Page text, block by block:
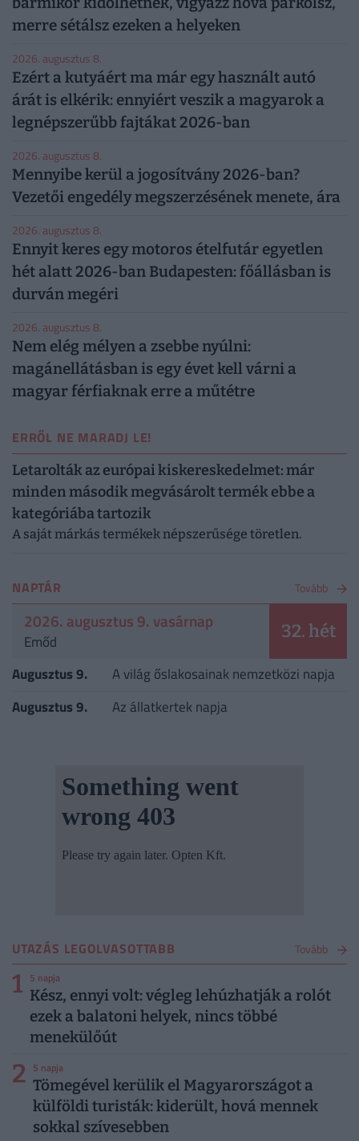
merre sétálsz ezeken a helyeken
2026. augusztus 8.
Ezért a kutyáért ma már egy használt autó
árát is elkérik: ennyiért veszik a magyarok a
legnépszerűbb fajtákat 2026-ban
2026. augusztus 8.
Mennyibe kerül a jogosítvány 2026-ban?
Vezetői engedély megszerzésének menete, ára
2026. augusztus 8.
Ennyit keres egy motoros ételfutár egyetlen
hét alatt 2026-ban Budapesten: főállásban is
durván megéri
2026. augusztus 8.
Nem elég mélyen a zsebbe nyúlni:
magánellátásban is egy évet kell várni a
magyar férfiaknak erre a műtétre
ERRŐL NE MARADJ LE!
Letarolták az európai kiskereskedelmet: már
minden második megvásárolt termék ebbe a
kategóriába tartozik
A saját márkás termékek népszerűsége töretlen.
NAPTÁR Tovább
2026. augusztus 9. vasárnap
Emőd 32. hét
Augusztus 9.
A világ őslakosainak nemzetközi napja
Augusztus 9.
Az állatkertek napja
UTAZÁS LEGOLVASOTTABB Tovább
1 5 napja
Kész, ennyi volt: végleg lehúzhatják a rolót
ezek a balatoni helyek, nincs többé
menekülőút
2 5 napja
Tömegével kerülik el Magyarországot a
külföldi turisták: kiderült, hová mennek
sokkal szívesebben